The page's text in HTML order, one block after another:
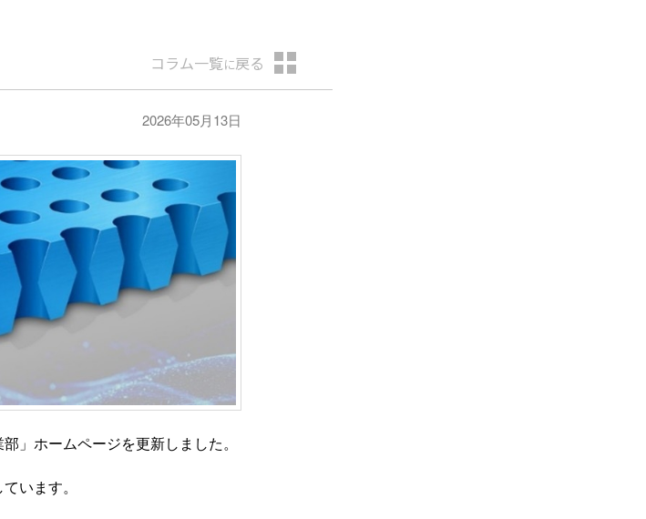
2026年05月13日
コラム一覧に戻る
」ホームページを更新しました。
います。